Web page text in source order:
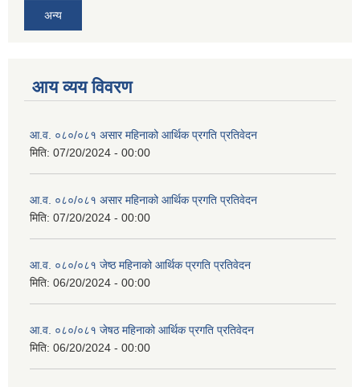
अन्य
आय व्यय विवरण
आ.व. ०८०/०८१ असार महिनाको आर्थिक प्रगति प्रतिवेदन
मिति: 07/20/2024 - 00:00
आ.व. ०८०/०८१ असार महिनाको आर्थिक प्रगति प्रतिवेदन
मिति: 07/20/2024 - 00:00
आ.व. ०८०/०८१ जेष्ठ महिनाको आर्थिक प्रगति प्रतिवेदन
मिति: 06/20/2024 - 00:00
आ.व. ०८०/०८१ जेषठ महिनाको आर्थिक प्रगति प्रतिवेदन
मिति: 06/20/2024 - 00:00